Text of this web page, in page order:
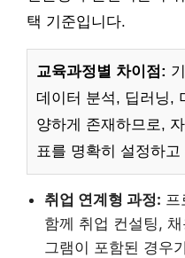
택 기준입니다.
교육과정별 차이점:
데이터 분석, 딥러닝,
양하게 존재하므로,
표를 명확히 설정하
취업 연계형 과정: 프
함께 취업 컨설팅,
그램이 포함된 경우